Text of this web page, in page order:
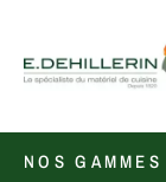
NOS GAMMES